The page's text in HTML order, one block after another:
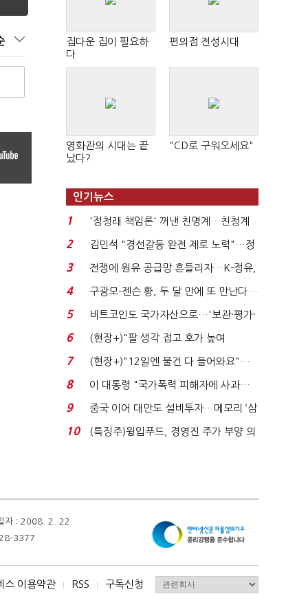
집다운 집이 필요하
다
편의점 전성시대
영화관의 시대는 끝
났다?
"CD로 구워오세요"
인기뉴스
1
'정청래 책임론' 꺼낸 친명계…친청계
는 추가투표 때리기...
2
김민석 "경선갈등 완전 제로 노력"…정
청래 "반명 공세 사...
3
전쟁에 원유 공급망 흔들리자…K-정유,
에너지안보 핵심...
4
구광모-젠슨 황, 두 달 만에 또 만난다…
로봇·AI 등 논...
5
비트코인도 국가자산으로…'보관·평가·
처분' 기준은 ...
6
(현장+)"팔 생각 접고 호가 높여
요"…'덜 똘똘한 한 채' 20...
7
(현장+)"12일엔 물건 다 들어와요"…
빈 매대 채우며 문 연 ...
8
이 대통령 "국가폭력 피해자에 사과…
적극적 조사로 진...
9
중국 이어 대만도 설비투자…메모리 ‘삼
국전쟁’
10
(특징주)윙입푸드, 경영진 주가 부양 의
자 : 2008. 2. 22
3377
스 이용약관 I RSS I 구독신청